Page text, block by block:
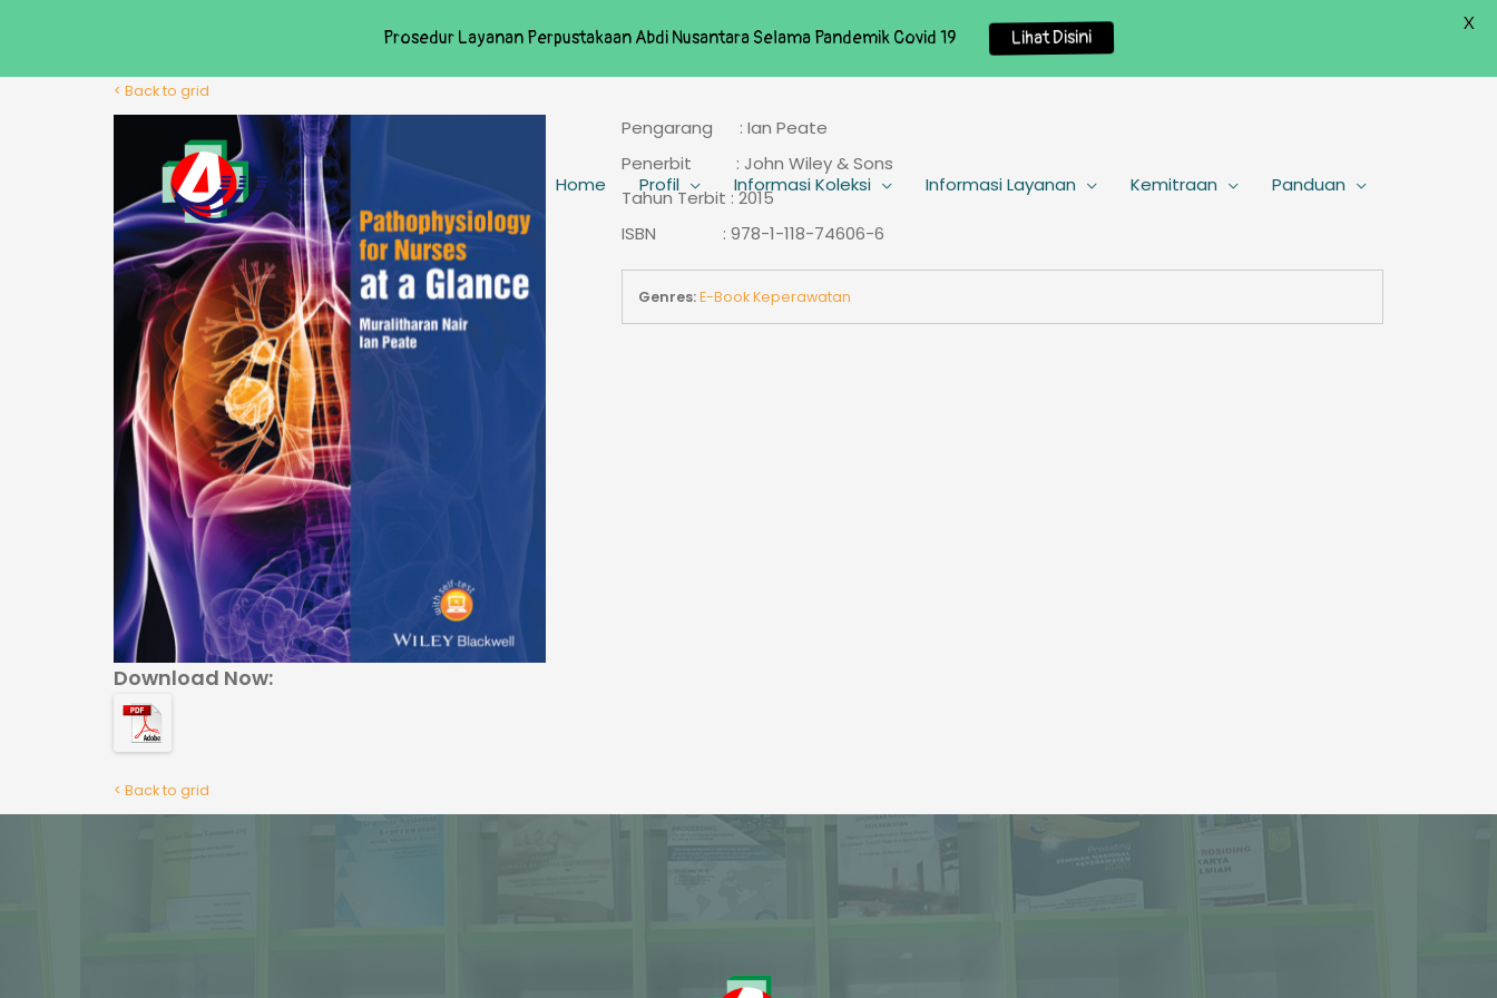
Home Profil Informasi Koleksi Informasi Layanan Kemitraan Panduan
< Back to grid
Download Now:
Pengarang : Ian Peate
Penerbit : John Wiley & Sons
Tahun Terbit : 2015
ISBN : 978-1-118-74606-6
Genres:E-Book Keperawatan
< Back to grid
Prosedur Layanan Perpustakaan Abdi Nusantara Selama Pandemik Covid 19 Lihat Disini
X